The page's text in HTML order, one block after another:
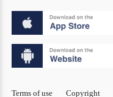
Terms of use Copyright